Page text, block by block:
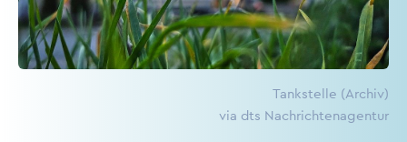
Tankstelle (Archiv)
via dts Nachrichtenagentur